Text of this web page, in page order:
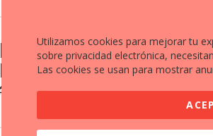
BMW
R 1250 RS
33884 2021 1250 cc A Maquina
Utilizamos cookies para mejorar tu
sobre privacidad electrónica,
Las cookies se usan para mostrar